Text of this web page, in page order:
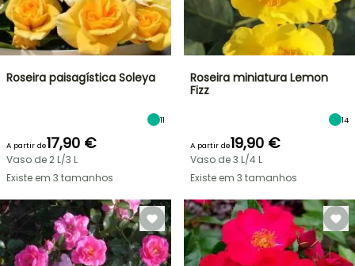
Roseira paisagística Soleya
11
A partir de17,90 €
Vaso de 2 L/3 L
Existe em 3 tamanhos
Roseira miniatura Lemon
Fizz
14
A partir de19,90 €
Vaso de 3 L/4 L
Existe em 3 tamanhos